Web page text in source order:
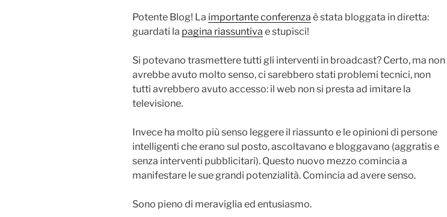
Potente Blog! La importante conferenza è stata bloggata in diretta:
guardati la pagina riassuntiva e stupisci!
Si potevano trasmettere tutti gli interventi in broadcast? Certo, ma non
avrebbe avuto molto senso, ci sarebbero stati problemi tecnici, non
tutti avrebbero avuto accesso: il web non si presta ad imitare la
televisione.
Invece ha molto più senso leggere il riassunto e le opinioni di persone
intelligenti che erano sul posto, ascoltavano e bloggavano (aggratis e
senza interventi pubblicitari). Questo nuovo mezzo comincia a
manifestare le sue grandi potenzialità. Comincia ad avere senso.
Sono pieno di meraviglia ed entusiasmo.